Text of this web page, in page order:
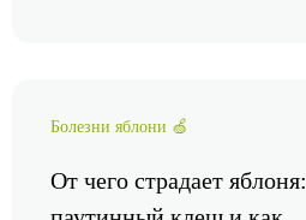
Болезни яблони 🍏
От чего страдает яблоня: